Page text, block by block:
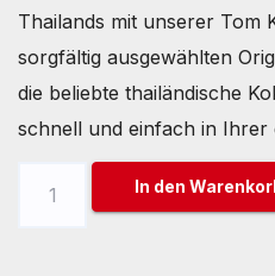
Thailands mit unserer Tom
sorgfältig ausgewählten
die beliebte thailändische
schnell und einfach in Ihrer
In den